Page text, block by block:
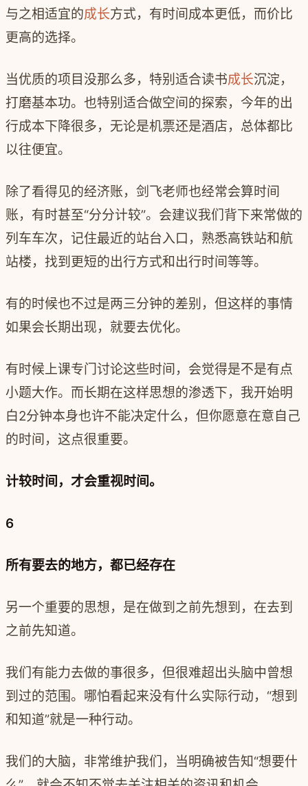
与之相适宜的成长方式，有时间成本更低，而价比
更高的选择。
当优质的项目没那么多，特别适合读书成长沉淀，
打磨基本功。也特别适合做空间的探索，今年的出
行成本下降很多，无论是机票还是酒店，总体都比
以往便宜。
除了看得见的经济账，剑飞老师也经常会算时间
账，有时甚至“分分计较”。会建议我们背下来常做的
列车车次，记住最近的站台入口，熟悉高铁站和航
站楼，找到更短的出行方式和出行时间等等。
有的时候也不过是两三分钟的差别，但这样的事情
如果会长期出现，就要去优化。
有时候上课专门讨论这些时间，会觉得是不是有点
小题大作。而长期在这样思想的渗透下，我开始明
白2分钟本身也许不能决定什么，但你愿意在意自己
的时间，这点很重要。
计较时间，才会重视时间。
6
所有要去的地方，都已经存在
另一个重要的思想，是在做到之前先想到，在去到
之前先知道。
我们有能力去做的事很多，但很难超出头脑中曾想
到过的范围。哪怕看起来没有什么实际行动，“想到
和知道”就是一种行动。
我们的大脑，非常维护我们，当明确被告知“想要什